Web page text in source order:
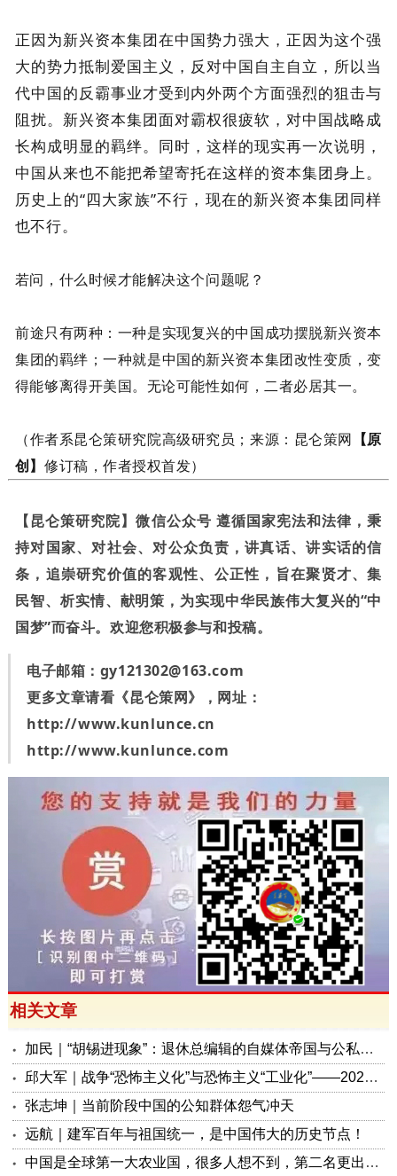
正因为新兴资本集团在中国势力强大，正因为这个强
大的势力抵制爱国主义，反对中国自主自立，所以当
代中国的反霸事业才受到内外两个方面强烈的狙击与
阻扰。新兴资本集团面对霸权很疲软，对中国战略成
长构成明显的羁绊。同时，这样的现实再一次说明，
中国从来也不能把希望寄托在这样的资本集团身上。
历史上的“四大家族”不行，现在的新兴资本集团同样
也不行。
若问，什么时候才能解决这个问题呢？
前途只有两种：一种是实现复兴的中国成功摆脱新兴资本
集团的羁绊；一种就是中国的新兴资本集团改性变质，变
得能够离得开美国。无论可能性如何，二者必居其一。
（作者系昆仑策研究院高级研究员；来源：昆仑策网 【原
创】修订稿，作者授权首发）
【昆仑策研究院】微信公众号 遵循国家宪法和法律，秉
持对国家、对社会、对公众负责，讲真话、讲实话的信
条，追崇研究价值的客观性、公正性，旨在聚贤才、集
民智、析实情、献明策，为实现中华民族伟大复兴的“中
国梦”而奋斗。欢迎您积极参与和投稿。
电子邮箱： gy121302@163.com
更多文章请看《昆仑策网》，网址：
http://www.kunlunce.cn
http://www.kunlunce.com
相关文章
加民｜“胡锡进现象”：退休总编辑的自媒体帝国与公私边界之问
邱大军｜战争“恐怖主义化”与恐怖主义“工业化”——2026年混合冲突模式观察报告
张志坤｜当前阶段中国的公知群体怨气冲天
远航｜建军百年与祖国统一，是中国伟大的历史节点！
中国是全球第一大农业国，很多人想不到，第二名更出人意料